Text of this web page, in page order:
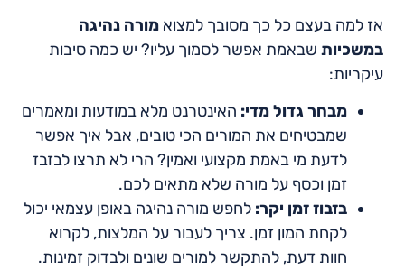
אז למה בעצם כל כך מסובך למצוא מורה נהיגה
במשכיות שבאמת אפשר לסמוך עליו? יש כמה סיבות
עיקריות:
מבחר גדול מדי: האינטרנט מלא במודעות ומאמרים
שמבטיחים את המורים הכי טובים, אבל איך אפשר
לדעת מי באמת מקצועי ואמין? הרי לא תרצו לבזבז
זמן וכסף על מורה שלא מתאים לכם.
בזבוז זמן יקר: לחפש מורה נהיגה באופן עצמאי יכול
לקחת המון זמן. צריך לעבור על המלצות, לקרוא
חוות דעת, להתקשר למורים שונים ולבדוק זמינות.